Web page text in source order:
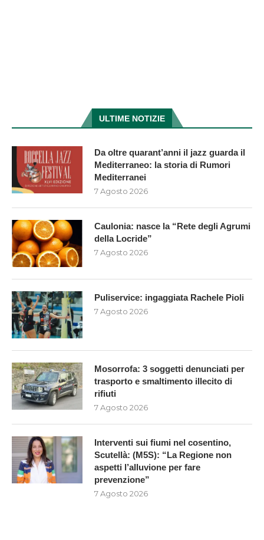
ULTIME NOTIZIE
Da oltre quarant’anni il jazz guarda il
Mediterraneo: la storia di Rumori
Mediterranei
7 Agosto 2026
Caulonia: nasce la “Rete degli Agrumi
della Locride”
7 Agosto 2026
Puliservice: ingaggiata Rachele Pioli
7 Agosto 2026
Mosorrofa: 3 soggetti denunciati per
trasporto e smaltimento illecito di
rifiuti
7 Agosto 2026
Interventi sui fiumi nel cosentino,
Scutellà: (M5S): “La Regione non
aspetti l’alluvione per fare
prevenzione”
7 Agosto 2026